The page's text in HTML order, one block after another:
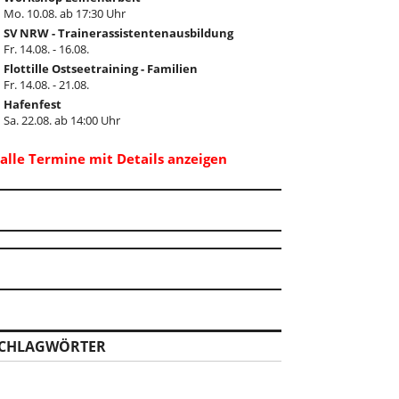
Mo. 10.08. ab 17:30 Uhr
SV NRW - Trainerassistentenausbildung
Fr. 14.08. - 16.08.
Flottille Ostseetraining - Familien
Fr. 14.08. - 21.08.
Hafenfest
Sa. 22.08. ab 14:00 Uhr
Termine mit Details anzeigen